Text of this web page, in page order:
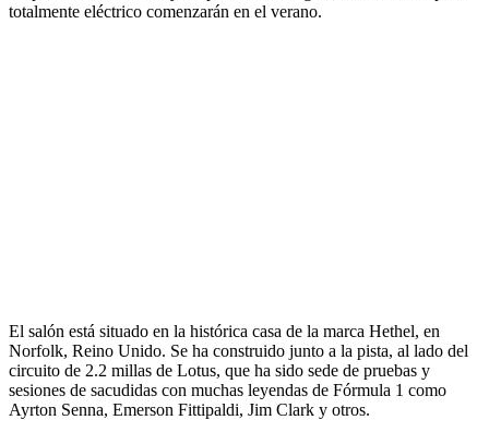
totalmente eléctrico comenzarán en el verano.
El salón está situado en la histórica casa de la marca Hethel, en
Norfolk, Reino Unido. Se ha construido junto a la pista, al lado del
circuito de 2.2 millas de Lotus, que ha sido sede de pruebas y
sesiones de sacudidas con muchas leyendas de Fórmula 1 como
Ayrton Senna, Emerson Fittipaldi, Jim Clark y otros.